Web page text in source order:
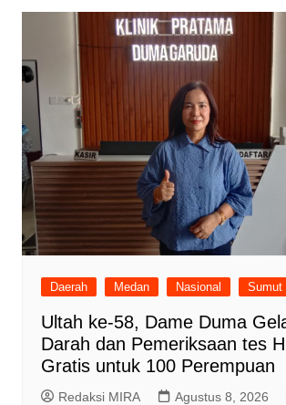
Daerah Medan Nasional Sumut
Ultah ke-58, Dame Duma
Darah dan Pemeriksaan tes
Gratis untuk 100 Perempuan
Redaksi MIRA Agustus 8, 2026